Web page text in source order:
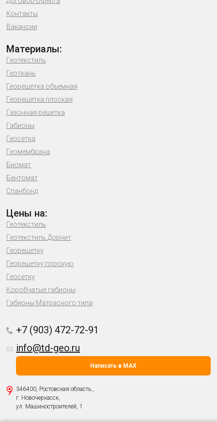
Контакты
Вакансии
Материалы:
Геотекстиль
Геоткань
Георешетка объемная
Георешетка плоская
Газонная решетка
Габионы
Геосетка
Геомембрана
Биомат
Бентомат
Спанбонд
Цены на:
Геотекстиль
Геотекстиль Дорнит
Георешетку
Георешетку плоскую
Геосетку
Коробчатые габионы
Габионы Матрасного типа
+7 (903) 472-72-91
info@td-geo.ru
Написать в MAX
346400, Ростовская область.,
г. Новочеркасск,
ул. Машиностроителей, 1